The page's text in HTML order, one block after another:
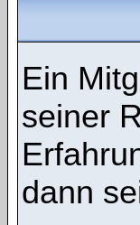
Ein
seiner
dann